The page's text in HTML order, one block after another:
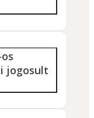
jogosult